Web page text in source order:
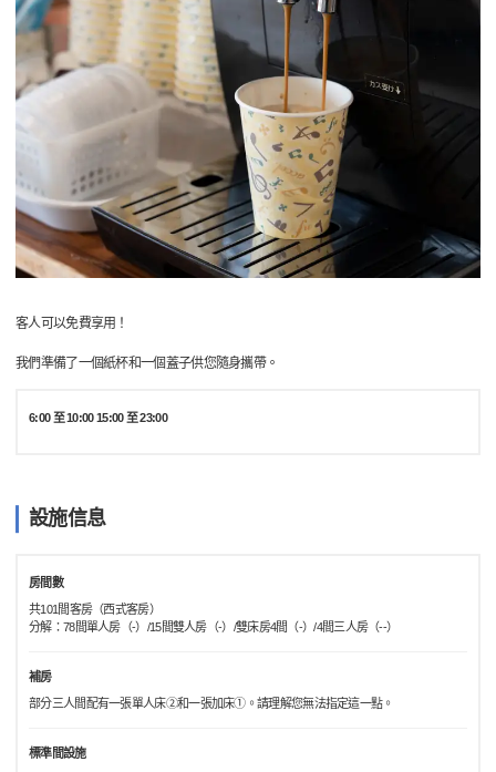
客人可以免費享用！
我們準備了一個紙杯和一個蓋子供您隨身攜帶。
6:00 至 10:00 15:00 至 23:00
設施信息
房間數
共101間客房（西式客房）
分解：78間單人房（-）/15間雙人房（-）/雙床房4間（-）/4間三人房（--）
補房
部分三人間配有一張單人床②和一張加床①。請理解您無法指定這一點。
標準間設施